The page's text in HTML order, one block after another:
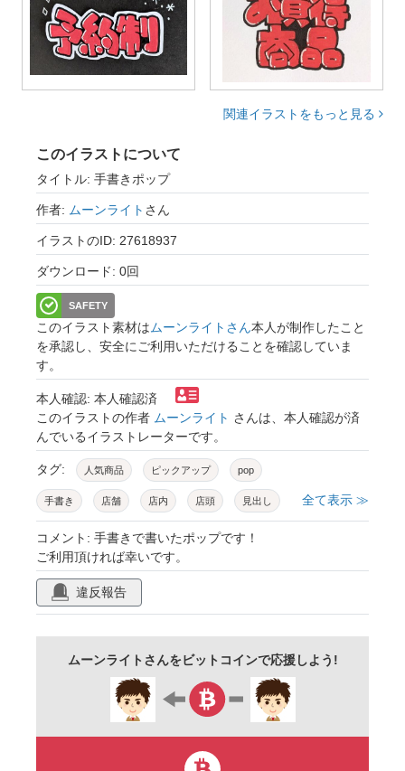
関連イラストをもっと見る
このイラストについて
タイトル: 手書きポップ
作者: ムーンライト さん
イラストのID: 27618937
ダウンロード: 0回
SAFETY
このイラスト素材は ムーンライトさん本人が制作したこと
を承認し、安全にご利用いただけることを確認していま
す。
本人確認: 本人確認済
このイラストの作者 ムーンライト さんは、本人確認が済
んでいるイラストレーターです。
タグ: 人気商品 ピックアップ pop
手書き 店舗 店内 店頭 見出し
チラシ おすすめ 目立つ 1言
全て表示 ≫
コメント: 手書きで書いたポップです！
ご利用頂ければ幸いです。
違反報告
ムーンライトさんをビットコインで応援しよう!